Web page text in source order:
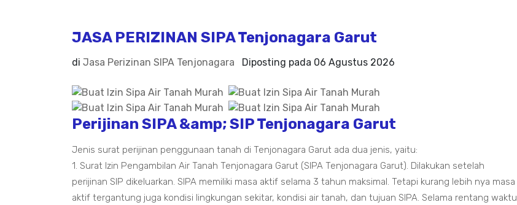
JASA PERIZINAN SIPA Tenjonagara Garut
di Jasa Perizinan SIPA Tenjonagara Diposting pada 06 Agustus 2026
Perijinan SIPA &amp; SIP Tenjonagara Garut
Jenis surat perijinan penggunaan tanah di Tenjonagara Garut ada dua jenis, yaitu:
1. Surat Izin Pengambilan Air Tanah Tenjonagara Garut (SIPA Tenjonagara Garut). Dilakukan setelah
perijinan SIP dikeluarkan. SIPA memiliki masa aktif selama 3 tahun maksimal. Tetapi kurang lebih nya masa
aktif tergantung juga kondisi lingkungan sekitar, kondisi air tanah, dan tujuan SIPA. Selama rentang waktu